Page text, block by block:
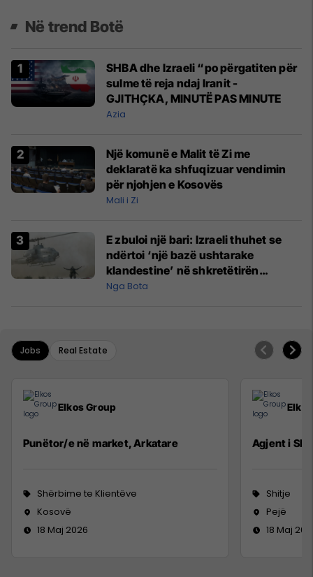
Në trend Botë
SHBA dhe Izraeli “po përgatiten për
sulme të reja ndaj Iranit -
GJITHÇKA, MINUTË PAS MINUTE
Azia
Një komunë e Malit të Zi me
deklaratë ka shfuqizuar vendimin
për njohjen e Kosovës
Mali i Zi
E zbuloi një bari: Izraeli thuhet se
ndërtoi ‘një bazë ushtarake
klandestine’ në shkretëtirën
irakiane për luftën me Iranin
Nga Bota
Jobs Real Estate
Elkos Group
Punëtor/e në market, Arkatare
Shërbime te Klientëve
Kosovë
18 Maj 2026
Agjent i
Shitje
Pejë
18 Maj